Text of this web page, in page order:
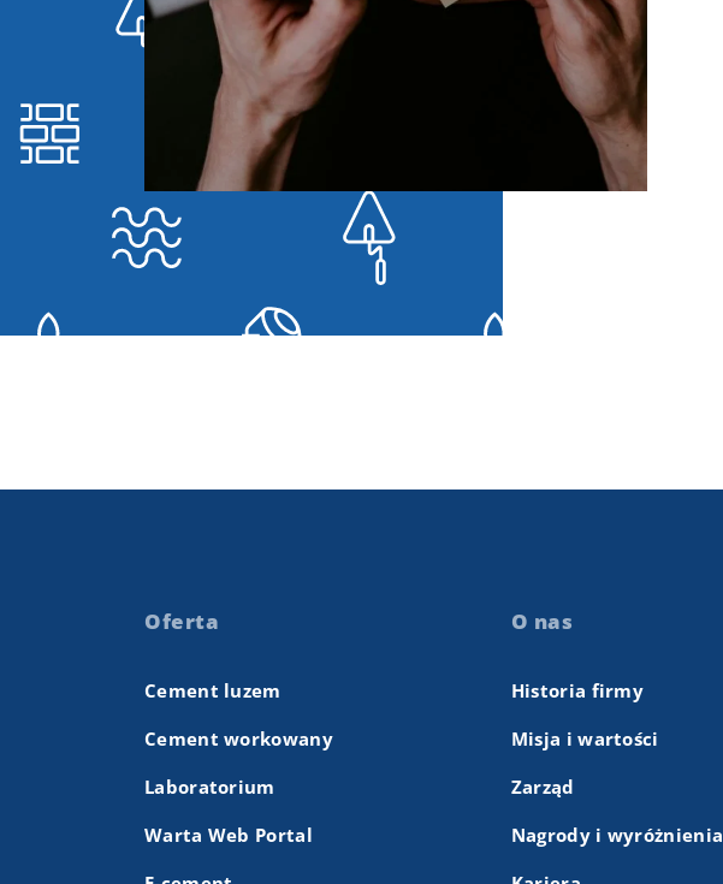
Oferta
Cement luzem
Cement workowany
Laboratorium
Warta Web Portal
O nas
Historia firmy
Misja i wartości
Zarząd
Nagrody i wyróżnienia